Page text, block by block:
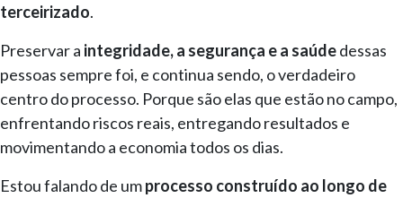
terceirizado.
Preservar a integridade, a segurança e a saúdedessas
pessoas sempre foi, e continua sendo, o verdadeiro
centro do processo. Porque são elas que estão no campo,
enfrentando riscos reais, entregando resultados e
movimentando a economia todos os dias.
Estou falando de umprocesso construído ao longo de